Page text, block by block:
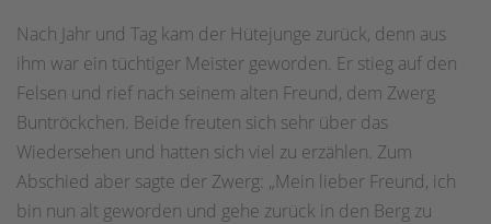
Nach Jahr und Tag kam der Hütejunge zurück, denn aus
ihm war ein tüchtiger Meister geworden. Er stieg auf den
Felsen und rief nach seinem alten Freund, dem Zwerg
Buntröckchen. Beide freuten sich sehr über das
Wiedersehen und hatten sich viel zu erzählen. Zum
Abschied aber sagte der Zwerg: „Mein lieber Freund, ich
bin nun alt geworden und gehe zurück in den Berg zu